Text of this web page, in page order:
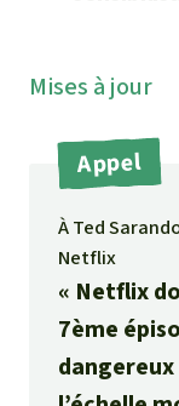
Mises à jour
Appel
À Ted
Netflix
« Netflix
7ème